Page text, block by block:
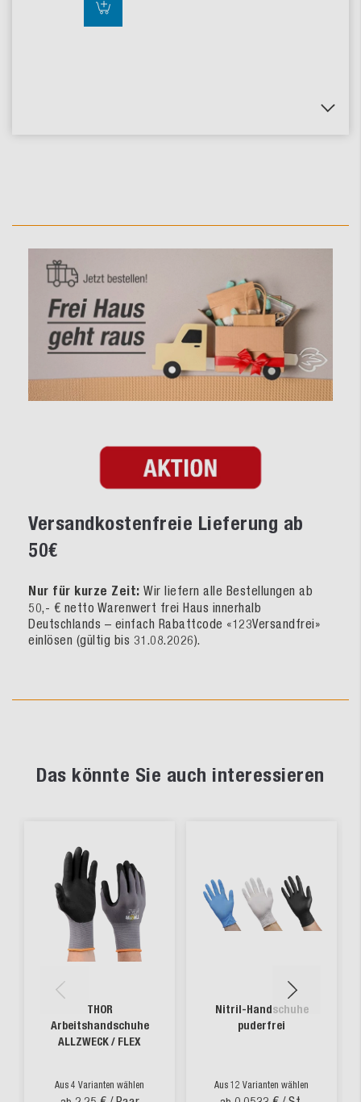
Versandkostenfreie Lieferung ab
50€
Nur für kurze Zeit: Wir liefern alle Bestellungen ab
50,- € netto Warenwert frei Haus innerhalb
Deutschlands – einfach Rabattcode «123Versandfrei»
einlösen (gültig bis 31.08.2026).
Das könnte Sie auch interessieren
THOR
Arbeitshandschuhe
ALLZWECK / FLEX
Aus 4 Varianten wählen
Nitril-Handschuhe
puderfrei
Aus 12 Varianten wählen